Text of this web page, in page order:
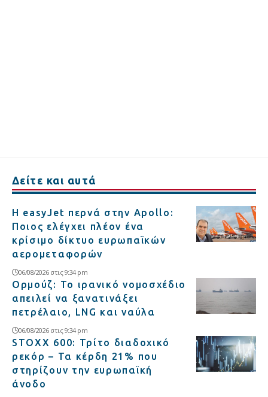
Δείτε και αυτά
Η easyJet περνά στην Apollo:
Ποιος ελέγχει πλέον ένα
κρίσιμο δίκτυο ευρωπαϊκών
αερομεταφορών
06/08/2026 στις 9:34 pm
Ορμούζ: Το ιρανικό νομοσχέδιο
απειλεί να ξανατινάξει
πετρέλαιο, LNG και ναύλα
06/08/2026 στις 9:34 pm
STOXX 600: Τρίτο διαδοχικό
ρεκόρ – Τα κέρδη 21% που
στηρίζουν την ευρωπαϊκή
άνοδο